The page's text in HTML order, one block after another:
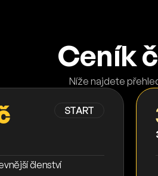
Ceník
Níže najdete
START
členství